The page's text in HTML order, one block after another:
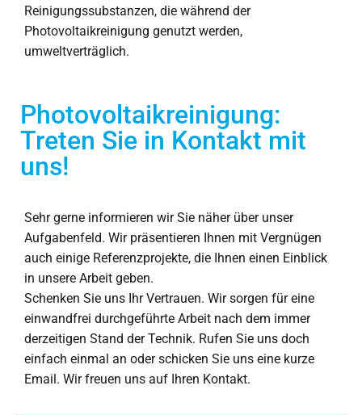
Reinigungssubstanzen, die während der
Photovoltaikreinigung genutzt werden,
umweltverträglich.
Photovoltaikreinigung:
Treten Sie in Kontakt mit
uns!
Sehr gerne informieren wir Sie näher über unser
Aufgabenfeld. Wir präsentieren Ihnen mit Vergnügen
auch einige Referenzprojekte, die Ihnen einen Einblick
in unsere Arbeit geben.
Schenken Sie uns Ihr Vertrauen. Wir sorgen für eine
einwandfrei durchgeführte Arbeit nach dem immer
derzeitigen Stand der Technik. Rufen Sie uns doch
einfach einmal an oder schicken Sie uns eine kurze
Email. Wir freuen uns auf Ihren Kontakt.